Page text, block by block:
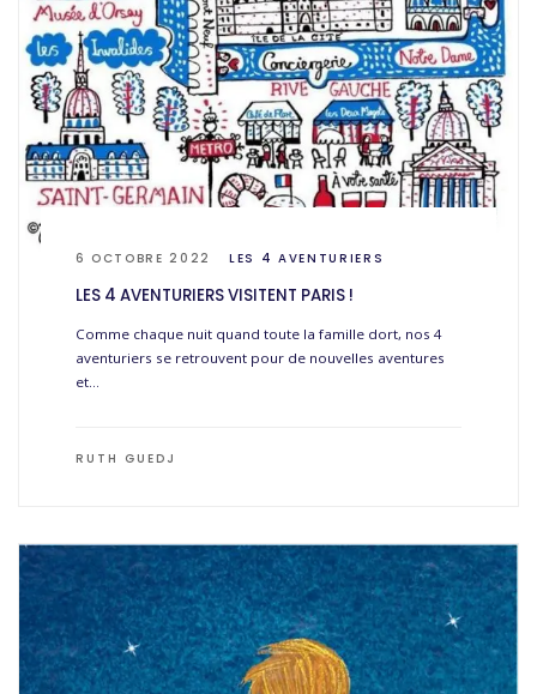
6 OCTOBRE 2022 LES 4 AVENTURIERS
LES 4 AVENTURIERS VISITENT PARIS !
Comme chaque nuit quand toute la famille dort, nos 4
aventuriers se retrouvent pour de nouvelles aventures
et…
RUTH GUEDJ